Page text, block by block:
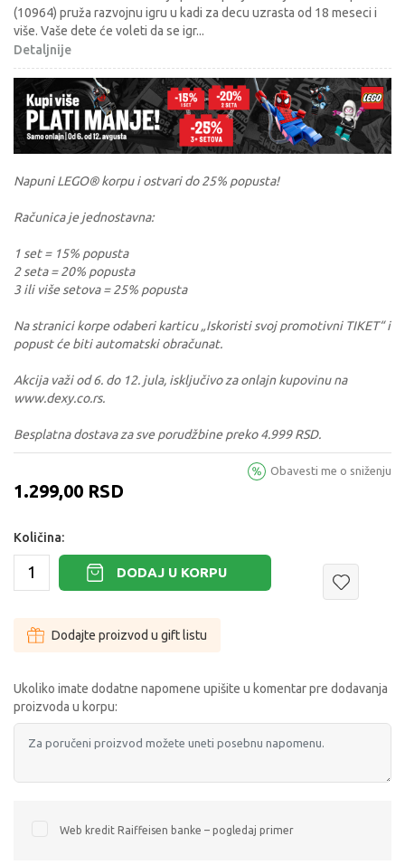
(10964) pruža razvojnu igru u kadi za decu uzrasta od 18 meseci i
više. Vaše dete će voleti da se igr...
Detaljnije
Napuni LEGO® korpu i ostvari do 25% popusta!
Računica je jednostavna:
1 set = 15% popusta
2 seta = 20% popusta
3 ili više setova = 25% popusta
Na stranici korpe odaberi karticu „Iskoristi svoj promotivni TIKET“ i
popust će biti automatski obračunat.
Akcija važi od 6. do 12. jula, isključivo za onlajn kupovinu na
www.dexy.co.rs.
Besplatna dostava za sve porudžbine preko 4.999 RSD.
1.299,00 RSD
Obavesti me o sniženju
Količina:
DODAJ U KORPU
Dodajte proizvod u gift listu
Ukoliko imate dodatne napomene upišite u komentar pre dodavanja
proizvoda u korpu:
Web kredit Raiffeisen banke – pogledaj primer